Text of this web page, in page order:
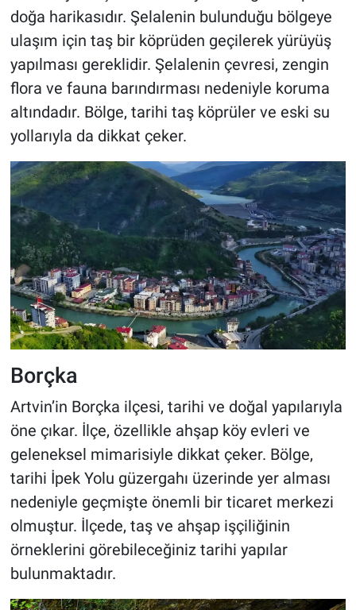
doğa harikasıdır. Şelalenin bulunduğu bölgeye
ulaşım için taş bir köprüden geçilerek yürüyüş
yapılması gereklidir. Şelalenin çevresi, zengin
flora ve fauna barındırması nedeniyle koruma
altındadır. Bölge, tarihi taş köprüler ve eski su
yollarıyla da dikkat çeker.
Borçka
Artvin’in Borçka ilçesi, tarihi ve doğal yapılarıyla
öne çıkar. İlçe, özellikle ahşap köy evleri ve
geleneksel mimarisiyle dikkat çeker. Bölge,
tarihi İpek Yolu güzergahı üzerinde yer alması
nedeniyle geçmişte önemli bir ticaret merkezi
olmuştur. İlçede, taş ve ahşap işçiliğinin
örneklerini görebileceğiniz tarihi yapılar
bulunmaktadır.